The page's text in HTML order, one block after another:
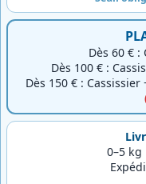
Dès 60 € :
Dès 100 € :
Dès 150 € :
0–5 kg